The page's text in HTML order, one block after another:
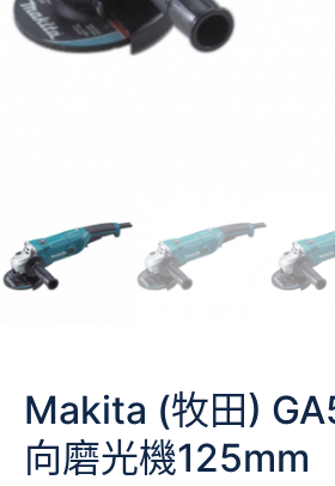
Makita (牧田)
向磨光機125mm